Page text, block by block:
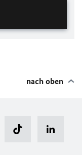
nach oben